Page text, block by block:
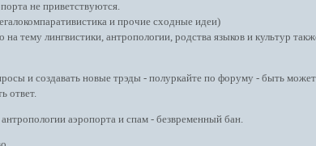
не приветствуются.
и прочие сходные идеи)
тему лингвистики, антропологии, родства языков и культур
и создавать новые трэды - полуркайте по форуму - быть
ответ.
аэропорта и спам - безвременный бан.